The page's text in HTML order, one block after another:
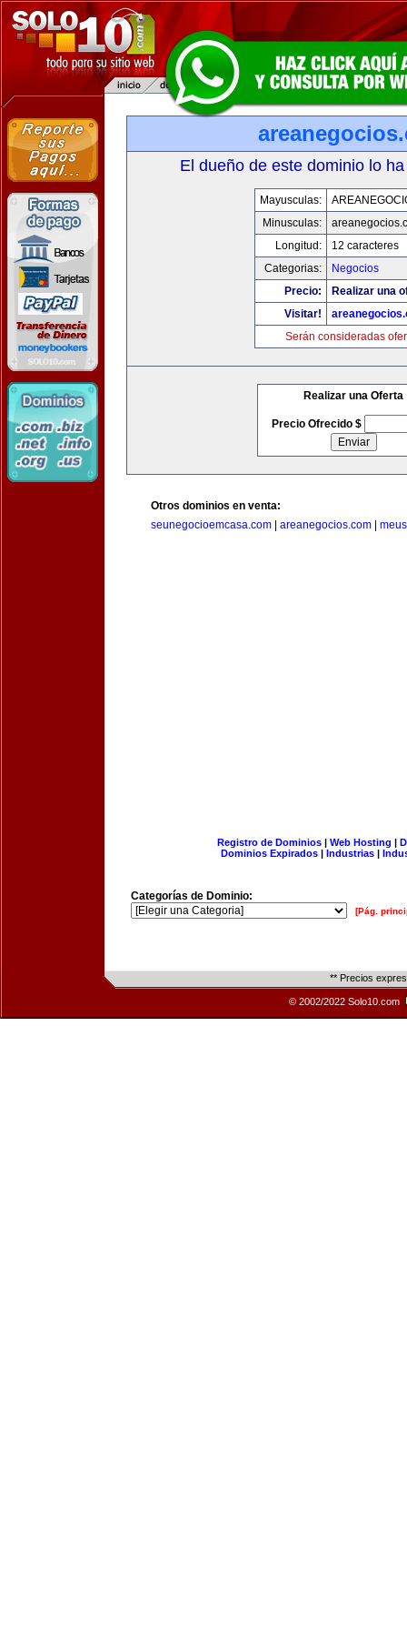
El dueño de este dominio lo
Mayusculas:
Minusculas:
Longitud:
12 caracteres
Categorias:
Negocios
Precio:
Realizar una
Visitar!
Serán consideradas
Realizar una Oferta
Precio Ofrecido $
Otros dominios en venta:
seunegocioemcasa.com
areanegocios.com
Registro de Dominios| Web Hosting |
Dominios Expirados | Industrias |
Categorías de Dominio:
[Pág.
** Precios
© 2002/2022 Solo10.com